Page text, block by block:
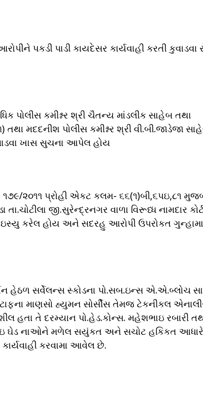
પકડી પાડી કાયદેસર કાર્યવાહી કરતી કુવાડવા
પોલીસ કમીશ્નર શ્રી ચૈતન્ય માંડલીક સાહેબ તથા
મદદનીશ પોલીસ કમીશ્નર શ્રી વી.બી.જાડેજા
ખાસ સુચના આપેલ હોય
૧૭૯/૨૦૧૧ પ્રોહી એકટ કલમ- ૬૬(૧)બી,૬પઇ,૮૧
જી.સુરેન્દ્રનગર વાળા વિરૂધ્ધ નામદાર
કરેલ હોય અને સદરહુ આરોપી ઉપરોકત ગુન્હામા
હેઠળ સર્વેલન્સ સ્કોડના પો.સબ.ઇન્સ એ.એ.બ્લોચ
માણસો હ્યુમન સોર્સીસ તેમજ ટેકનીકલ
હતા તે દરમ્યાન પો.હેડ.કોન્સ. મહેશભાઇ રબારી
ઘેડ નાઓને મળેલ સયુંકત અને સચોટ હકિકત આધારે
કરવામા આવેલ છે.